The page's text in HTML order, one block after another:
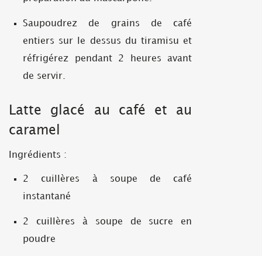
Saupoudrez de grains de café
entiers sur le dessus du tiramisu et
réfrigérez pendant 2 heures avant
de servir.
Latte glacé au café et au
caramel
Ingrédients :
2 cuillères à soupe de café
instantané
2 cuillères à soupe de sucre en
poudre